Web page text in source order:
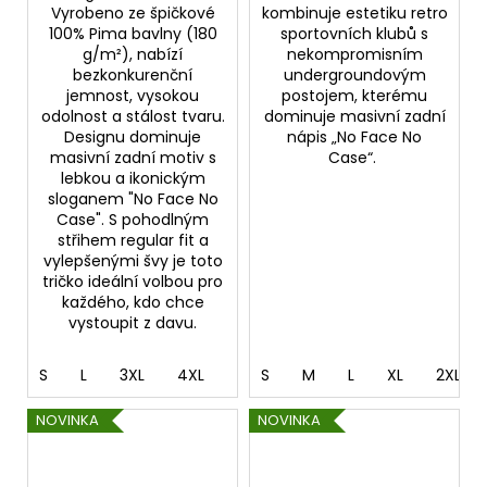
Vyrobeno ze špičkové
100% Pima bavlny (180
g/m²), nabízí
bezkonkurenční
jemnost, vysokou
odolnost a stálost tvaru.
Designu dominuje
masivní zadní motiv s
lebkou a ikonickým
sloganem "No Face No
Case". S pohodlným
střihem regular fit a
vylepšenými švy je toto
tričko ideální volbou pro
každého, kdo chce
vystoupit z davu.
S L 3XL 4XL 5XL
kombinuje estetiku retro
sportovních klubů s
nekompromisním
undergroundovým
postojem, kterému
dominuje masivní zadní
nápis „No Face No
Case“.
S M L XL 2XL
NOVINKA NOVINKA